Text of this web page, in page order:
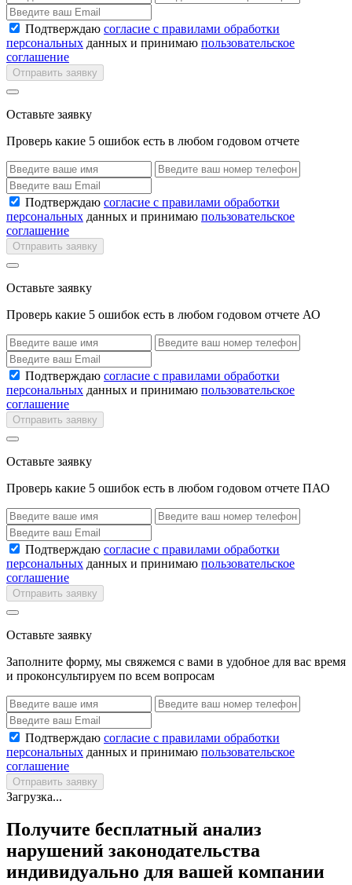
Подтверждаю согласие с правилами обработки
персональных данных и принимаю пользовательское
соглашение
Отправить заявку
Оставьте заявку
Проверь какие 5 ошибок есть в любом годовом отчете
Подтверждаю согласие с правилами обработки
персональных данных и принимаю пользовательское
соглашение
Отправить заявку
Оставьте заявку
Проверь какие 5 ошибок есть в любом годовом отчете АО
Подтверждаю согласие с правилами обработки
персональных данных и принимаю пользовательское
соглашение
Отправить заявку
Оставьте заявку
Проверь какие 5 ошибок есть в любом годовом отчете ПАО
Подтверждаю согласие с правилами обработки
персональных данных и принимаю пользовательское
соглашение
Отправить заявку
Оставьте заявку
Заполните форму, мы свяжемся с вами в удобное для вас время
и проконсультируем по всем вопросам
Подтверждаю согласие с правилами обработки
персональных данных и принимаю пользовательское
соглашение
Отправить заявку
Загрузка...
Получите бесплатный анализ
нарушений законодательства
индивидуально для вашей компании